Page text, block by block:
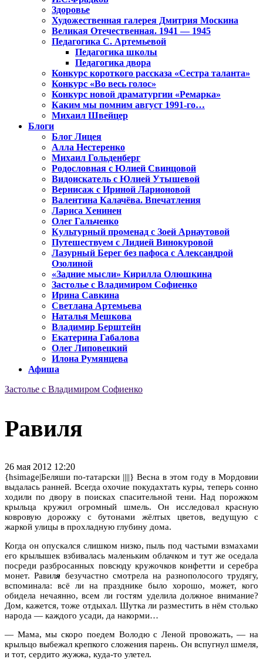
Здоровье
Художественная галерея Дмитрия Москина
Великая Отечественная. 1941 — 1945
Педагогика С. Артемьевой
Педагогика школы
Педагогика двора
Конкурс короткого рассказа «Сестра таланта»
Конкурс «Во весь голос»
Конкурс новой драматургии «Ремарка»
Каким мы помним август 1991-го…
Михаил Швейцер
Блоги
Блог Лицея
Алла Нестеренко
Михаил Гольденберг
Родословная с Юлией Свинцовой
Видоискатель с Юлией Утышевой
Вернисаж с Ириной Ларионовой
Валентина Калачёва. Впечатления
Лариса Хенинен
Олег Гальченко
Культурный променад с Зоей Арнаутовой
Путешествуем с Лидией Винокуровой
Лазурный Берег без пафоса с Александрой
Озолиной
«Задние мысли» Кирилла Олюшкина
Застолье с Владимиром Софиенко
Ирина Савкина
Светлана Артемьева
Наталья Мешкова
Владимир Берштейн
Екатерина Габалова
Олег Липовецкий
Илона Румянцева
Афиша
Застолье с Владимиром Софиенко
Равиля
26 мая 2012 12:20
{hsimage|Беляши по-татарски ||||} Весна в этом году в Мордовии
выдалась ранней. Всегда охочие покудахтать куры, теперь сонно
ходили по двору в поисках спасительной тени. Над порожком
крыльца кружил огромный шмель. Он исследовал красную
ковровую дорожку с бутонами жёлтых цветов, ведущую с
жаркой улицы в прохладную глубину дома.
Когда он опускался слишком низко, пыль под частыми взмахами
его крылышек взбивалась маленьким облачком и тут же оседала
посреди разбросанных повсюду кружочков конфетти и серебра
монет. Равиля безучастно смотрела на разнополосого трудягу,
вспоминала: всё ли на празднике было хорошо, может, кого
обидела нечаянно, всем ли гостям уделила должное внимание?
Дом, кажется, тоже отдыхал. Шутка ли разместить в нём столько
народа — каждого усади, да накорми…
— Мама, мы скоро поедем Володю с Леной провожать, — на
крыльцо выбежал крепкого сложения парень. Он вспугнул шмеля,
и тот, сердито жужжа, куда-то улетел.